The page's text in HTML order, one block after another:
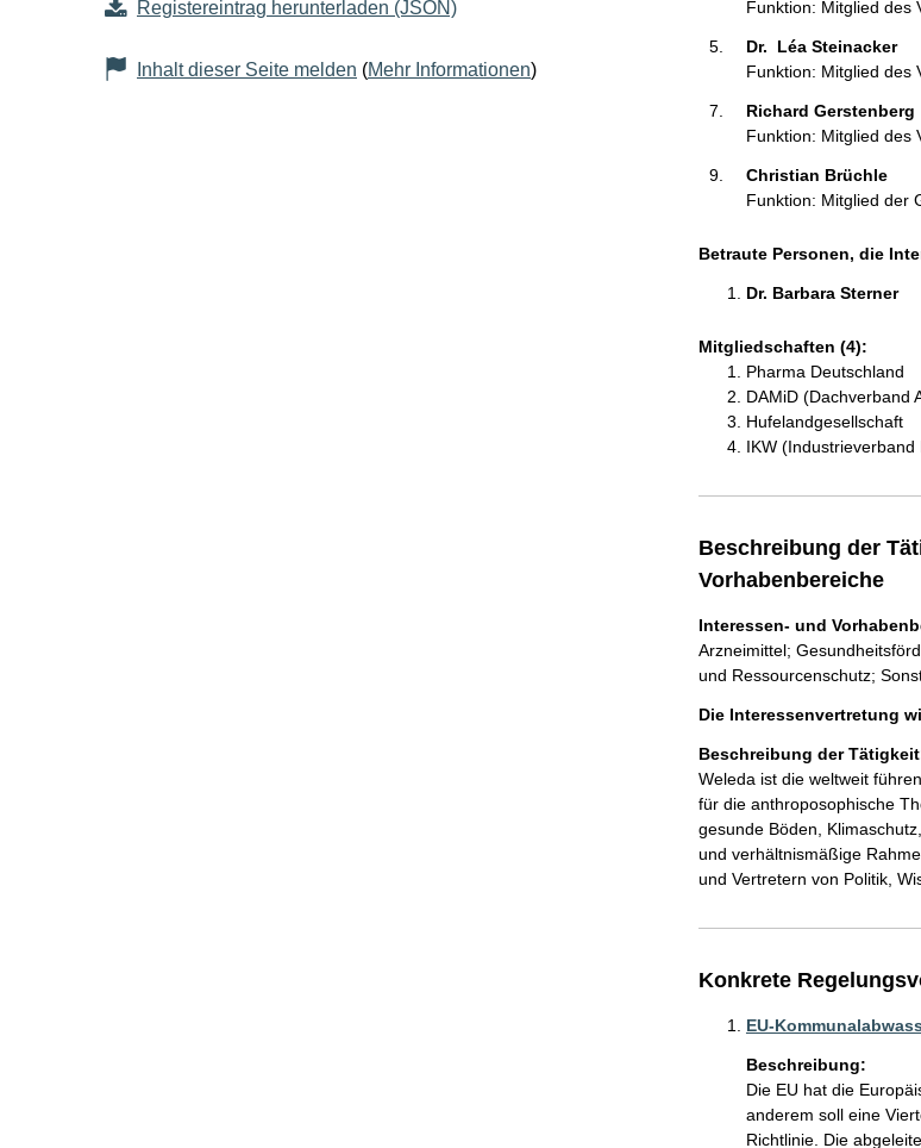
Registereintrag herunterladen (JSON)
Inhalt dieser Seite melden (Mehr Informationen)
Funktion: Mitglied des
Dr.  Léa Steinacker
Funktion: Mitglied des
Richard Gerstenberg
Funktion: Mitglied des
Christian Brüchle
Funktion: Mitglied der
Betraute Personen, die
Dr. Barbara Sterner
Mitgliedschaften (4):
Pharma Deutschland
DAMiD (Dachverband
Hufelandgesellschaft
IKW
Beschreibung der
Vorhabenbereiche
Interessen- und
Arzneimittel;
und Ressourcenschutz;
Die Interessenvertretung
Beschreibung der
Weleda ist die weltweit
für die anthroposophische
gesunde Böden,
und verhältnismäßige
Konkrete
EU-
Beschreibung:
Die EU hat die
anderem soll eine
Richtlinie. Die